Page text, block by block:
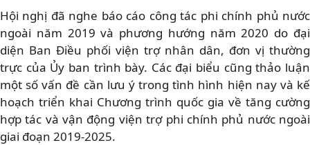
Hội nghị đã nghe báo cáo công tác phi chính phủ nước
ngoài năm 2019 và phương hướng năm 2020 do đại
diện Ban Điều phối viện trợ nhân dân, đơn vị thường
trực của Ủy ban trình bày. Các đại biểu cũng thảo luận
một số vấn đề cần lưu ý trong tình hình hiện nay và kế
hoạch triển khai Chương trình quốc gia về tăng cường
hợp tác và vận động viện trợ phi chính phủ nước ngoài
giai đoạn 2019-2025.